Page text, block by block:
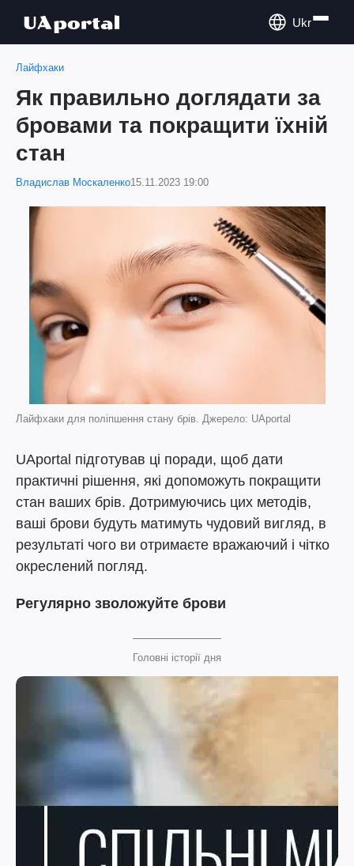
Ukr
Лайфхаки
Як правильно доглядати за
бровами та покращити їхній
стан
Владислав Москаленко15.11.2023 19:00
Лайфхаки для поліпшення стану брів. Джерело: UAportal
UAportal підготував ці поради, щоб дати
практичні рішення, які допоможуть покращити
стан ваших брів. Дотримуючись цих методів,
ваші брови будуть матимуть чудовий вигляд, в
результаті чого ви отримаєте вражаючий і чітко
окреслений погляд.
Регулярно зволожуйте брови
Головні історії дня